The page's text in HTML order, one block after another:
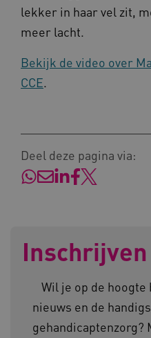
lekker in haar vel zit,
meer lacht.
Bekijk de video over
CCE.
Deel deze pagina via:
Wil je op de
nieuws en de
gehandicaptenzorg?
__cf_bm
CookieScriptConsent
Google